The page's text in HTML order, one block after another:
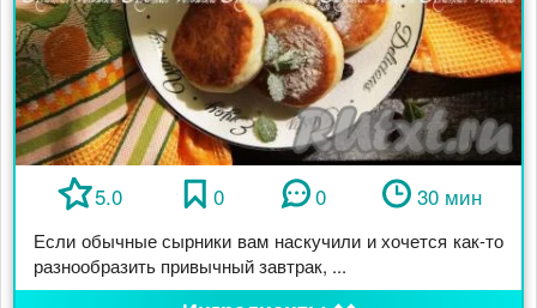
5.0 0 0 30 мин
Если обычные сырники вам наскучили и хочется как-то
разнообразить привычный завтрак, ...